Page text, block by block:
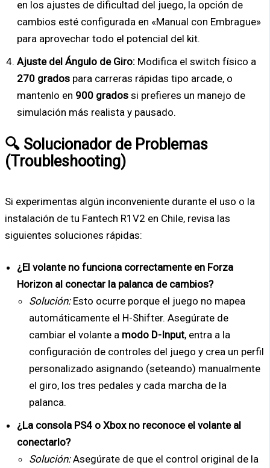
en los ajustes de dificultad del juego, la opción de
cambios esté configurada en «Manual con Embrague»
para aprovechar todo el potencial del kit.
Ajuste del Ángulo de Giro: Modifica el switch físico a
270 grados para carreras rápidas tipo arcade, o
mantenlo en 900 grados si prefieres un manejo de
simulación más realista y pausado.
🔍 Solucionador de Problemas
(Troubleshooting)
Si experimentas algún inconveniente durante el uso o la
instalación de tu Fantech R1V2 en Chile, revisa las
siguientes soluciones rápidas:
¿El volante no funciona correctamente en Forza
Horizon al conectar la palanca de cambios?
Solución:Esto ocurre porque el juego no mapea
automáticamente el H-Shifter. Asegúrate de
cambiar el volante a modo D-Input, entra a la
configuración de controles del juego y crea un perfil
personalizado asignando (seteando) manualmente
el giro, los tres pedales y cada marcha de la
palanca.
¿La consola PS4 o Xbox no reconoce el volante al
conectarlo?
Solución:Asegúrate de que el control original de la